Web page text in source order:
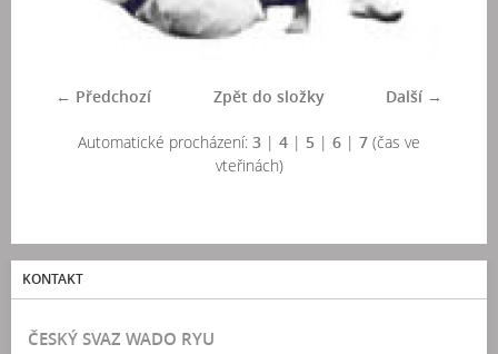
← Předchozí Další →
Zpět do složky
Automatické procházení: 3 | 4 | 5 | 6 | 7 (čas ve
vteřinách)
KONTAKT
ČESKÝ SVAZ WADO RYU